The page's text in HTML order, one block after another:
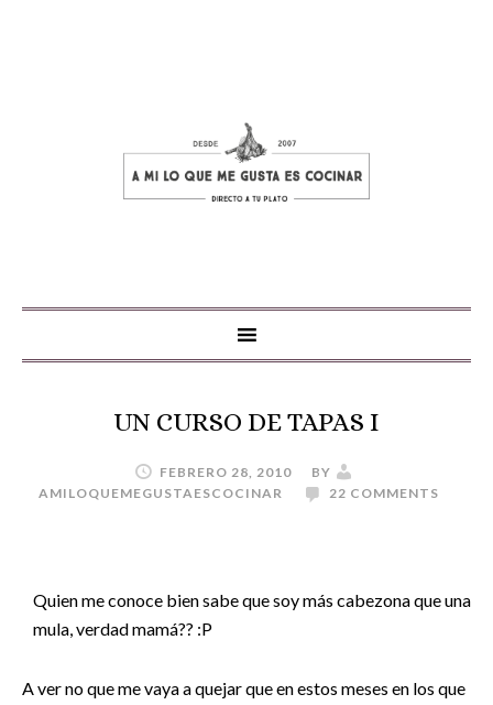
UN CURSO DE TAPAS I
FEBRERO 28, 2010
BY
AMILOQUEMEGUSTAESCOCINAR
22 COMMENTS
Quien me conoce bien sabe que soy más cabezona que una
mula, verdad mamá?? :P
A ver no que me vaya a quejar que en estos meses en los que